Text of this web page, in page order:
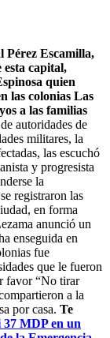
Pérez Escamilla,
esta capital,
quien
las colonias Las
a las familias
autoridades de
militares, la
las escuchó
y progresista
la
registraron las
en forma
anunció un
enseguida en
fue
que le fueron
favor “No tirar
a la
por casa. Te
MDP en un